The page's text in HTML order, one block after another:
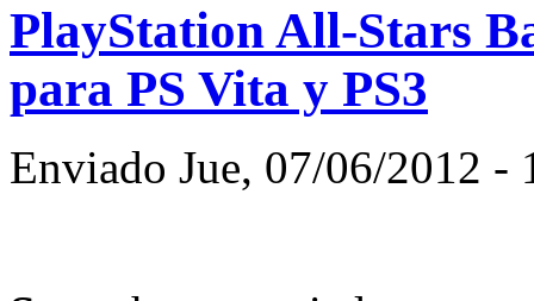
PlayStation All-Stars
para PS Vita y PS3
Enviado Jue, 07/06/2012 -